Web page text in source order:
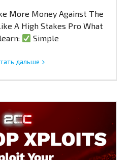
More Money Against The
A High Stakes Pro What
Simple
дальше